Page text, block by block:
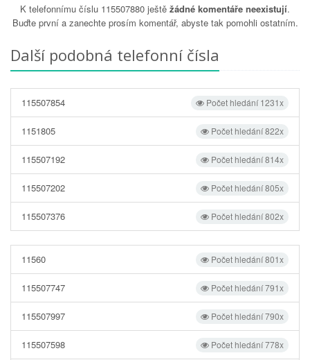
K telefonnímu číslu 115507880 ještě žádné komentáře neexistují.
Buďte první a zanechte prosím komentář, abyste tak pomohli ostatním.
Další podobná telefonní čísla
Počet hledání 1231x
115507854
Počet hledání 822x
1151805
Počet hledání 814x
115507192
Počet hledání 805x
115507202
Počet hledání 802x
115507376
Počet hledání 801x
11560
Počet hledání 791x
115507747
Počet hledání 790x
115507997
Počet hledání 778x
115507598